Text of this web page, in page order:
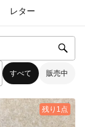
レター
すべて 販売中
残り1点